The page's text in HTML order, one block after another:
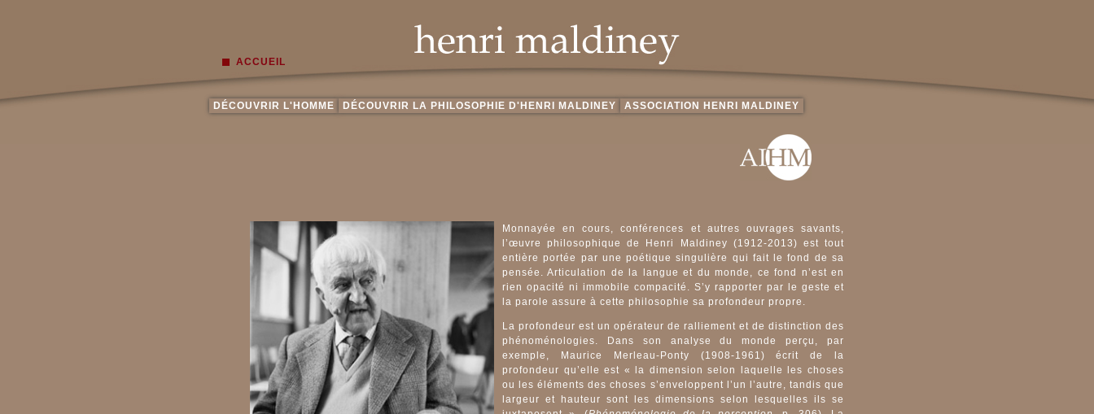
ACCUEIL
DÉCOUVRIR L'HOMME DÉCOUVRIR LA PHILOSOPHIE D'HENRI MALDINEY ASSOCIATION HENRI MALDINEY
Monnayée en cours, conférences et autres ouvrages savants,
l’œuvre philosophique de Henri Maldiney (1912-2013) est tout
entière portée par une poétique singulière qui fait le fond de sa
pensée. Articulation de la langue et du monde, ce fond n’est en
rien opacité ni immobile compacité. S’y rapporter par le geste et
la parole assure à cette philosophie sa profondeur propre.
La profondeur est un opérateur de ralliement et de distinction des
phénoménologies. Dans son analyse du monde perçu, par
exemple, Maurice Merleau-Ponty (1908-1961) écrit de la
profondeur qu’elle est « la dimension selon laquelle les choses
ou les éléments des choses s’enveloppent l’un l’autre, tandis que
largeur et hauteur sont les dimensions selon lesquelles ils se